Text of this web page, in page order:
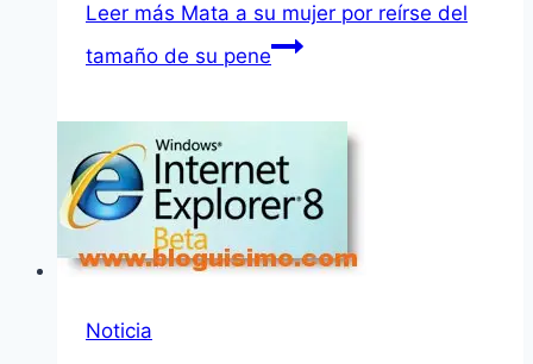
Leer más Mata a su mujer por reírse del
tamaño de su pene
Noticia